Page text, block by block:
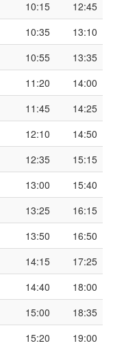
10:15
12:45
10:35
13:10
10:55
13:35
11:20
14:00
11:45
14:25
12:10
14:50
12:35
15:15
13:00
15:40
13:25
16:15
13:50
16:50
14:15
17:25
14:40
18:00
15:00
18:35
15:20
19:00